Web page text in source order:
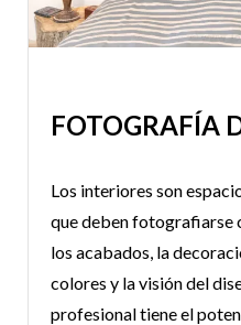
FOTOGRAFÍA
Los interiores son
que deben fotografiarse
los acabados, la
colores y la visión del
profesional tiene el